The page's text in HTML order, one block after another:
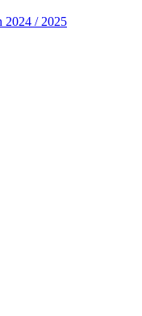
2024 / 2025